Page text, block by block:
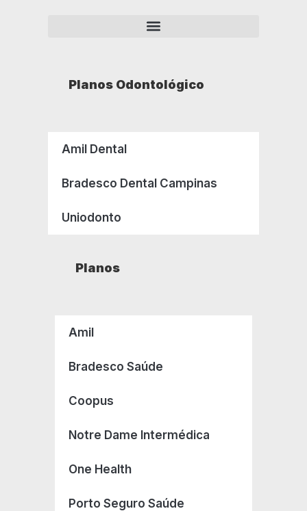
Planos Odontológico
Amil Dental
Bradesco Dental Campinas
Uniodonto
Planos
Amil
Bradesco Saúde
Coopus
Notre Dame Intermédica
One Health
Porto Seguro Saúde